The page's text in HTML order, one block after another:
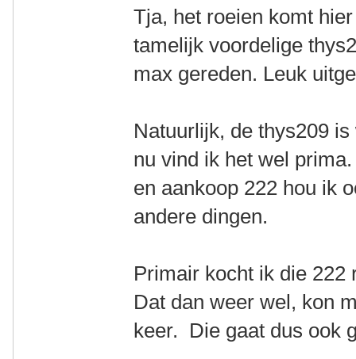
Tja, het roeien komt
tamelijk voordelige
max gereden. Leuk
Natuurlijk, de thys209
nu vind ik het wel
en aankoop 222 hou ik
andere dingen.
Primair kocht ik die 222
Dat dan weer wel, kon
keer. Die gaat dus ook